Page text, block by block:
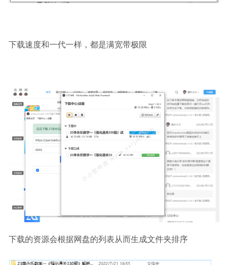
下载速度和一代一样，都是满宽带极限
下载的资源会根据网盘的列表从而生成文件夹排序